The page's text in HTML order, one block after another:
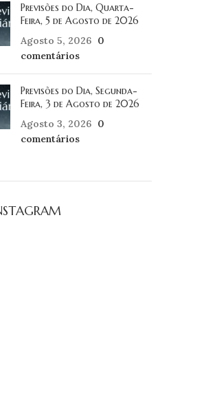
Previsões do Dia, Quarta-
Feira, 5 de Agosto de 2026
Agosto 5, 2026 0
comentários
Previsões do Dia, Segunda-
Feira, 3 de Agosto de 2026
Agosto 3, 2026 0
comentários